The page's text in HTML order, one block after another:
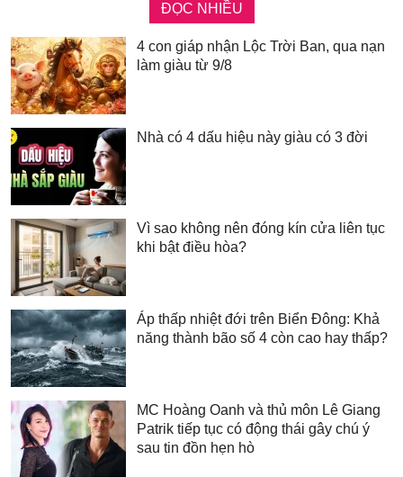
ĐỌC NHIỀU
4 con giáp nhận Lộc Trời Ban, qua nạn
làm giàu từ 9/8
Nhà có 4 dấu hiệu này giàu có 3 đời
Vì sao không nên đóng kín cửa liên tục
khi bật điều hòa?
Áp thấp nhiệt đới trên Biển Đông: Khả
năng thành bão số 4 còn cao hay thấp?
MC Hoàng Oanh và thủ môn Lê Giang
Patrik tiếp tục có động thái gây chú ý
sau tin đồn hẹn hò